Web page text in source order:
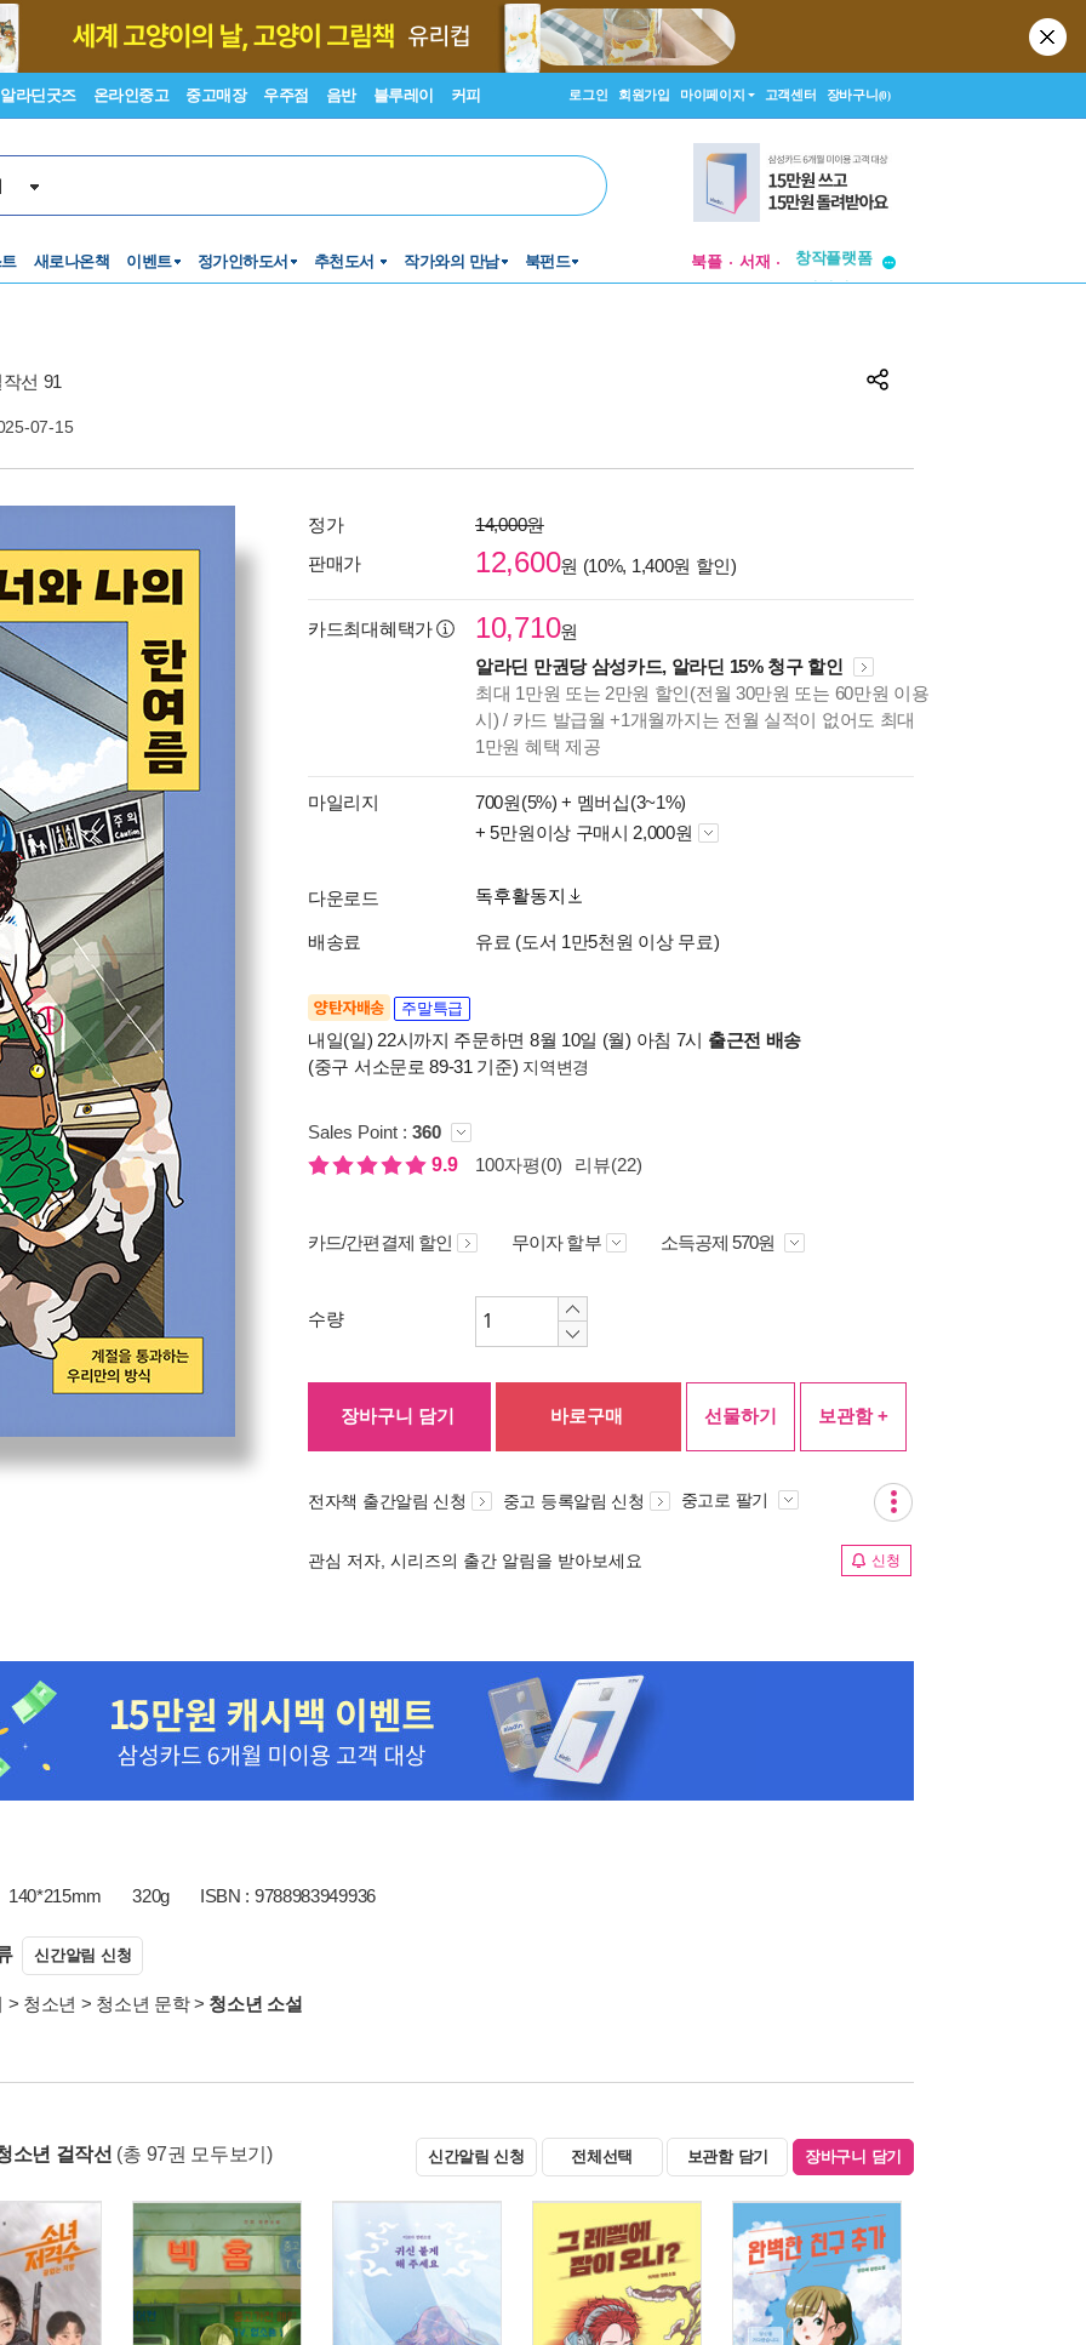
알라딘굿즈 온라인중고 중고매장 우주점 음반 블루레이 커피 로그인 회원가입 마이페이지 고객센터 장바구니(0)
새로나온책 이벤트 정가인하도서 추천도서 작가와의 만남 북펀드 북플 서재
투비컨티뉴드
선 91
07-15
정가
14,000원
판매가
12,600원 (10%, 1,400원 할인)
카드최대혜택가 10,710원
알라딘 만권당 삼성카드, 알라딘 15% 청구 할인
최대 1만원 또는 2만원 할인(전월 30만원 또는 60만원 이용
시) / 카드 발급월 +1개월까지는 전월 실적이 없어도 최대
1만원 혜택 제공
마일리지 700원(5%) + 멤버십(3~1%)
+ 5만원이상 구매시 2,000원
다운로드 독후활동지
배송료 유료 (도서 1만5천원 이상 무료)
양탄자배송 주말특급
내일(일) 22시까지 주문하면 8월 10일 (월) 아침 7시 출근전 배송
(중구 서소문로 89-31 기준) 지역변경
Sales Point : 360
9.9
100자평(0) 리뷰(22)
카드/간편결제 할인 무이자 할부 소득공제 570원
수량
장바구니 담기 바로구매 선물하기 보관함 +
전자책 출간알림 신청 중고 등록알림 신청 중고로 팔기
관심 저자, 시리즈의 출간 알림을 받아보세요 신청
140*215mm 320g ISBN : 9788983949936
신간알림 신청
> 청소년 > 청소년 문학> 청소년 소설
소년 걸작선 (총 97권 모두보기) 신간알림 신청 전체선택 보관함 담기 장바구니 담기